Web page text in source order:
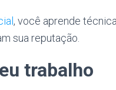
, você aprende
sua reputação.
trabalho